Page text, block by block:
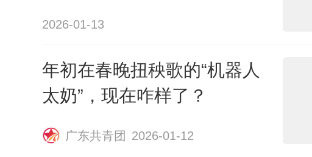
年。
他们不再满足于出门亮相，而是带
品、清晰的落地场景和开放的解决
与全球合作伙伴共同推进技术落地。
2026-01-13
年初在春晚扭秧歌的“机器人
太奶”，现在咋样了？
广东共青团 2026-01-12